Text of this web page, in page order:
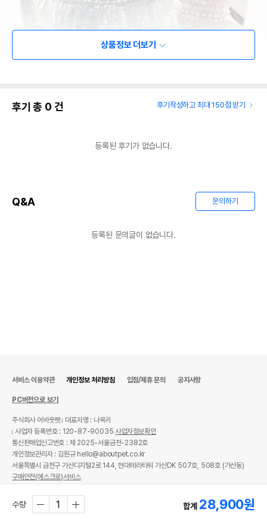
상품정보 더보기
후기 총 0 건 후기작성하고 최대 150점 받기
등록된 후기가 없습니다.
Q&A 문의하기
등록된 문의글이 없습니다.
수량 합계 28,900원
서비스 이용약관 개인정보 처리방침 입점/제휴 문의 공지사항
PC버전으로 보기
주식회사 어바웃펫
대표자명 : 나옥귀
사업자 등록번호 : 120-87-90035사업자정보확인
통신판매업신고번호 : 제 2025-서울금천-2382호
개인정보관리자 : 김원규 hello@aboutpet.co.kr
서울특별시 금천구 가산디지털2로 144, 현대테라타워 가산DK 507호, 508호 (가산동)
구매안전(에스크로)서비스